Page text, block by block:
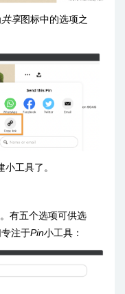
共享图标中的选项之
工具了。
有五个选项可供选
注于Pin小工具：